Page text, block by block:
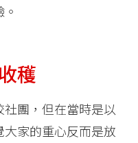
穫
團，但在當時是以
家的重心反而是放